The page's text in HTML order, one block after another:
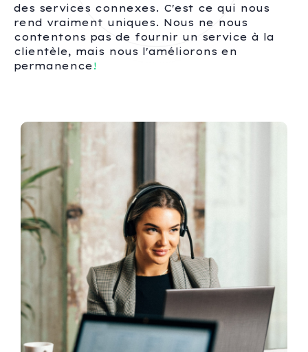
des services connexes. C'est ce qui nous
rend vraiment uniques. Nous ne nous
contentons pas de fournir un service à la
clientèle, mais nous l'améliorons en
permanence!